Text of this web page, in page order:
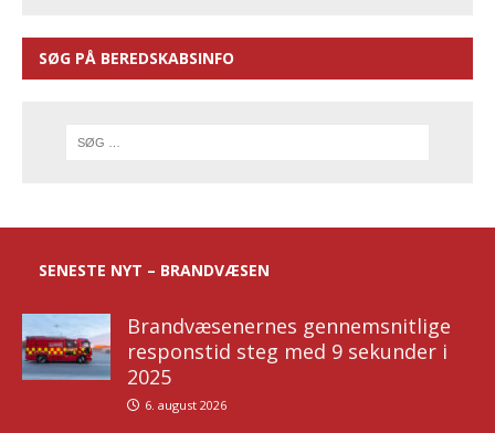
SØG PÅ BEREDSKABSINFO
SENESTE NYT – BRANDVÆSEN
Brandvæsenernes gennemsnitlige
responstid steg med 9 sekunder i
2025
6. august 2026